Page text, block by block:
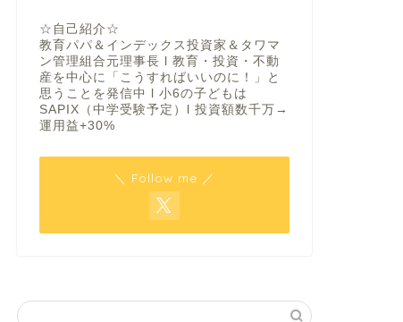
☆自己紹介☆
教育パパ＆インデックス投資家＆タワマ
ン管理組合元理事長 l 教育・投資・不動
産を中心に「こうすればいいのに！」と
思うことを発信中 l 小6の子どもは
SAPIX（中学受験予定）l 投資額数千万→
運用益+30%
＼ Follow me ／